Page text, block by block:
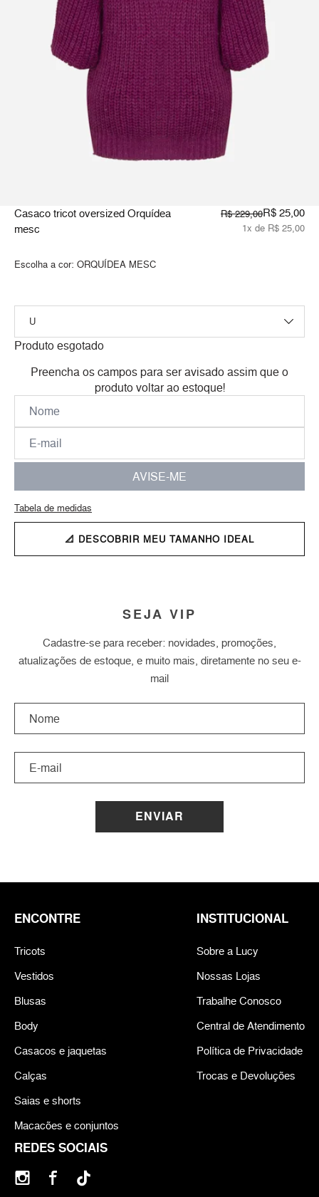
Casaco tricot oversized Orquídea
mesc
R$ 229,00R$ 25,00
1x de R$ 25,00
Escolha a cor: ORQUÍDEA MESC
Produto esgotado
Preencha os campos para ser avisado assim que o
produto voltar ao estoque!
AVISE-ME
Tabela de medidas
📐 DESCOBRIR MEU TAMANHO IDEAL
SEJA VIP
Cadastre-se para receber: novidades, promoções,
atualizações de estoque, e muito mais, diretamente no seu e-
mail
ENVIAR
REDES SOCIAIS
ENCONTRE
Tricots
Vestidos
Blusas
Body
Casacos e jaquetas
Calças
Saias e shorts
Macacões e conjuntos
INSTITUCIONAL
Sobre a Lucy
Nossas Lojas
Trabalhe Conosco
Central de Atendimento
Política de Privacidade
Trocas e Devoluções